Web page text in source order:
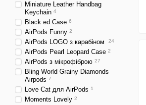
Miniature Leather Handbag
Keychain 4
Black ed Case 6
AirPods Funny 2
AirPods LOGO з карабіном 24
AirPods Pearl Leopard Case 2
AirPods з мікрофіброю 27
Bling World Grainy Diamonds
Airpods 7
Love Cat для AirPods 1
Moments Lovely 2